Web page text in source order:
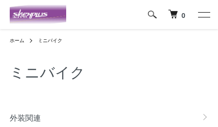
0
ホーム ミニバイク
ミニバイク
外装関連